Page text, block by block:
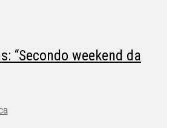
“Secondo weekend da